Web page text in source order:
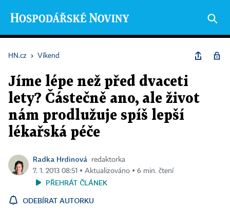
HN.cz › Víkend
Jíme lépe než před dvaceti
lety? Částečně ano, ale život
nám prodlužuje spíš lepší
lékařská péče
Radka Hrdinová
redaktorka
7. 1. 2013 08:51 ▪ Aktualizováno ▪ 6 min. čtení
PŘEHRÁT ČLÁNEK
ODEBÍRAT AUTORKU